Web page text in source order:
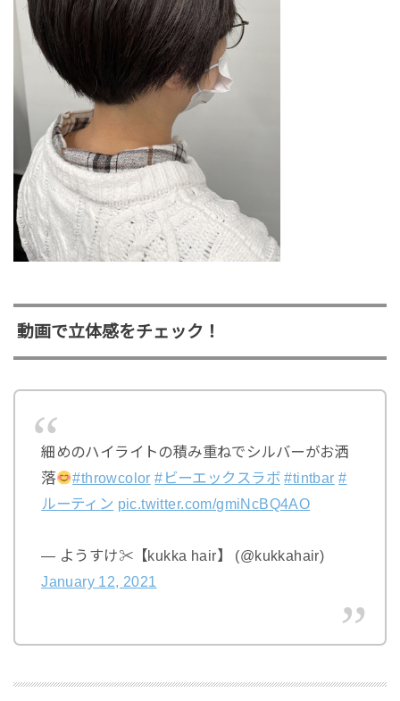
動画で立体感をチェック！
細めのハイライトの積み重ねでシルバーがお洒
落
#throwcolor #ビーエックスラボ #tintbar #
ルーティン pic.twitter.com/gmiNcBQ4AO
— ようすけ✂︎【kukka hair】 (@kukkahair)
January 12, 2021